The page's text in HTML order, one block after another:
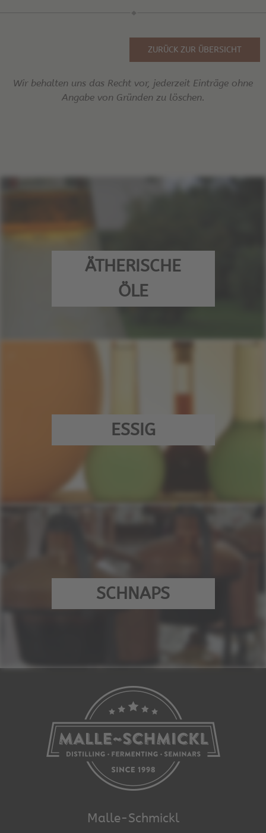
ZURÜCK ZUR ÜBERSICHT
Wir behalten uns das Recht vor, jederzeit Einträge ohne
Angabe von Gründen zu löschen.
ÄTHERISCHE
ÖLE
ESSIG
SCHNAPS
Malle-Schmickl